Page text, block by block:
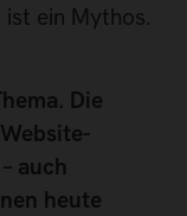
ist ein Mythos.
Die
auch
heute